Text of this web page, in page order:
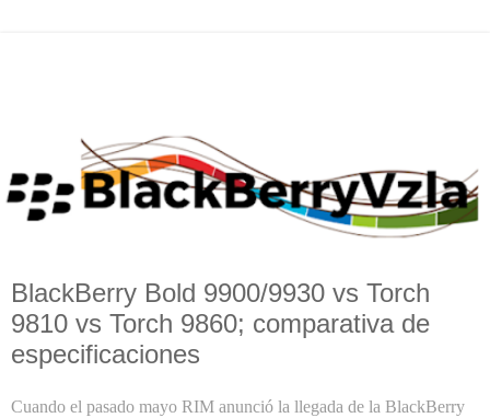
BlackBerry Bold 9900/9930 vs Torch
9810 vs Torch 9860; comparativa de
especificaciones
Cuando el pasado mayo RIM anunció la llegada de la BlackBerry